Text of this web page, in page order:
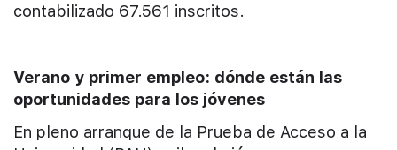
contabilizado 67.561 inscritos.
Verano y primer empleo: dónde están las
oportunidades para los jóvenes
En pleno arranque de la Prueba de Acceso a la